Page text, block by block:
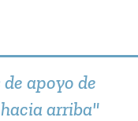
apoyo de
arriba"